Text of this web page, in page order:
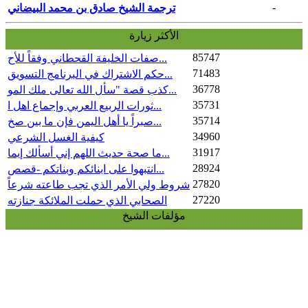
ترجمة الشيخ صادق بن محمد البيضاني
-
الأكثر زيارة
صفات الخليفة القحطاني وفقاً للأح...
85747
حكم الاشتراك في البرنامج التسويق...
71483
كذب قصة "سأل الله تعالى ملك المو...
36778
ثورات الربيع العربي وإجماع اهل ا...
35731
صبراً يا أهل اليمن فإن ما بين صخ...
35714
كيفية الغسل الشرعي
34960
ما صحة حديث اللهم إني أسألك إيما...
31917
انتبهوا على ابنائكم وبناتكم -قصص...
28924
شروط ولي الأمر الذي تجب طاعته شرعاً 27820
الصحابي الذي حملت الملائكة جنازته
27220
مؤلفات الشيخ